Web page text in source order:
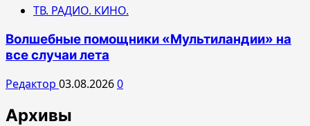
ТВ. РАДИО. КИНО.
Волшебные помощники «Мультиландии» на
все случаи лета
Редактор 03.08.20260
Архивы